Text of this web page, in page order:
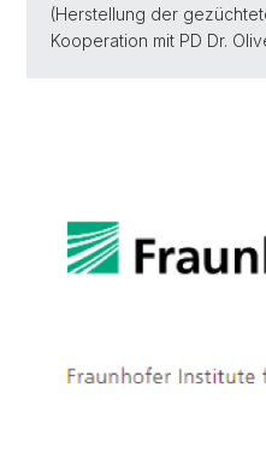
(Herstellung der
Kooperation mit PD Dr.